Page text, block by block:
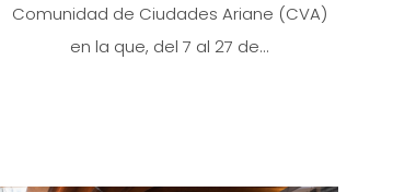
Comunidad de Ciudades Ariane (CVA)
en la que, del 7 al 27 de...